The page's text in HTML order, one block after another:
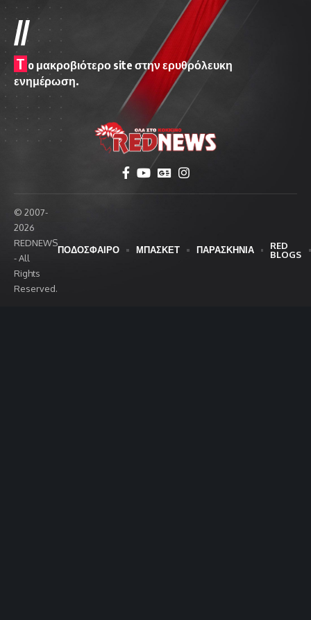
//
T o μακροβιότερο site στην ερυθρόλευκη
ενημέρωση.
© 2007-
2026
REDNEWS
- All
Rights
Reserved.
ΠΟΔΟΣΦΑΙΡΟ ΜΠΑΣΚΕΤ ΠΑΡΑΣΚΗΝΙΑ
RED
BLOGS